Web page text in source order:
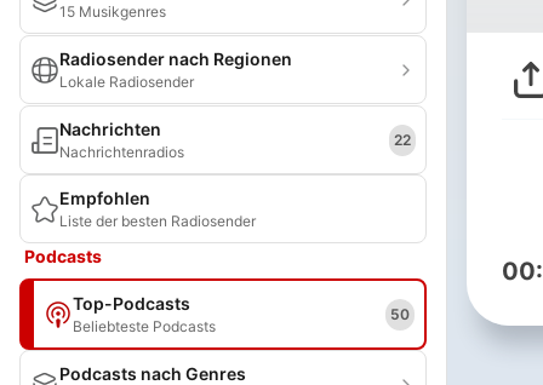
15 Musikgenres
Radiosender nach Regionen
Lokale Radiosender
Nachrichten
Nachrichtenradios
22
Empfohlen
Liste der besten Radiosender
Podcasts
Top-Podcasts
Beliebteste Podcasts
50
Podcasts nach Genres